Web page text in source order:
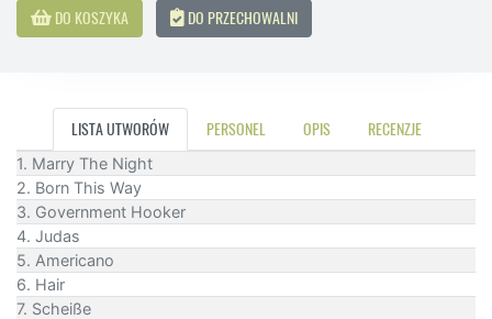
DO KOSZYKA DO PRZECHOWALNI
LISTA UTWORÓW PERSONEL OPIS RECENZJE
1. Marry The Night
2. Born This Way
3. Government Hooker
4. Judas
5. Americano
6. Hair
7. Scheiße